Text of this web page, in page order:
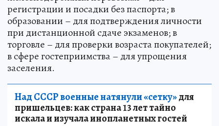
регистрации и посадки без паспорта; в
образовании – для подтверждения личности
при дистанционной сдаче экзаменов; в
торговле – для проверки возраста покупателей;
в сфере гостеприимства – для упрощения
заселения.
Над СССР военные натянули «сетку»для
пришельцев: как страна 13 лет тайно
искала и изучала инопланетных гостей